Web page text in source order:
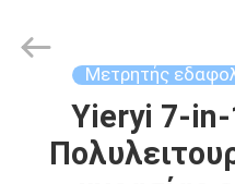
ΑΡΧΙΚΉ
ΣΕΛΊΔΑ
Technology
Μετρητής
Yieryi 7-in-